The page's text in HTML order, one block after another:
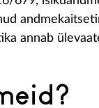
annab